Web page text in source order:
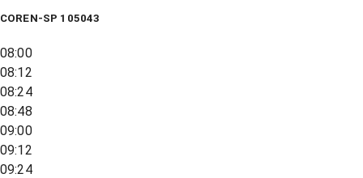
COREN-SP 105043
08:00
08:12
08:24
08:48
09:00
09:12
09:24